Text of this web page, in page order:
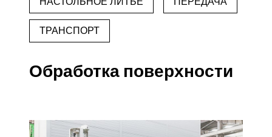
ТРАНСПОРТ
Обработка поверхности